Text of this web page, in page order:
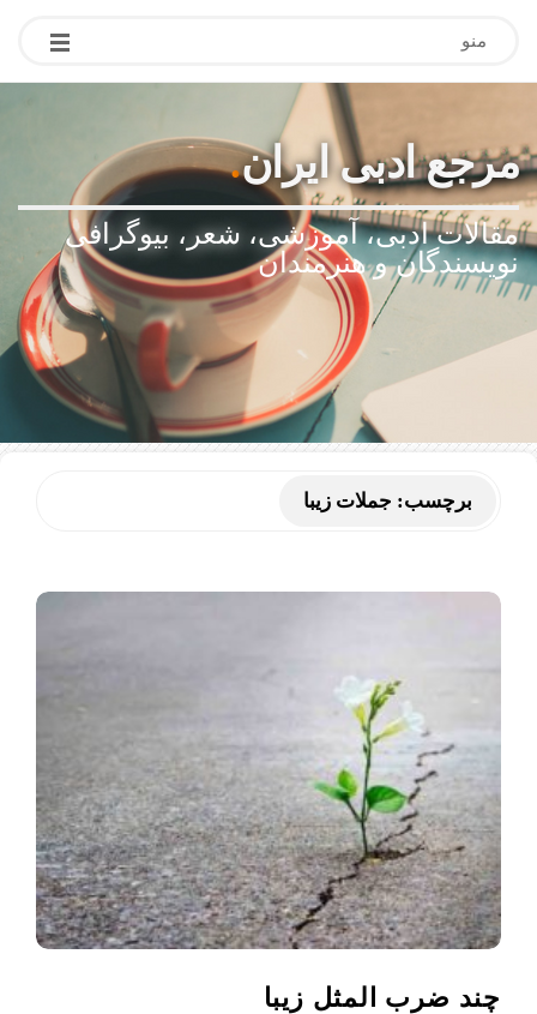
منو
مرجع ادبی ایران.
مقالات ادبی، آموزشی، شعر، بیوگرافی
نویسندگان و هنرمندان
برچسب: جملات زیبا
چند ضرب المثل زیبا